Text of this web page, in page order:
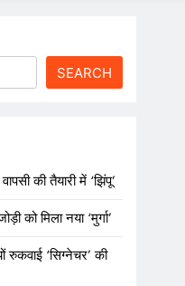
SEARCH
की तैयारी में ‘झिंपू’
को मिला नया ‘मुर्गा’
‘सिग्नेचर’ की